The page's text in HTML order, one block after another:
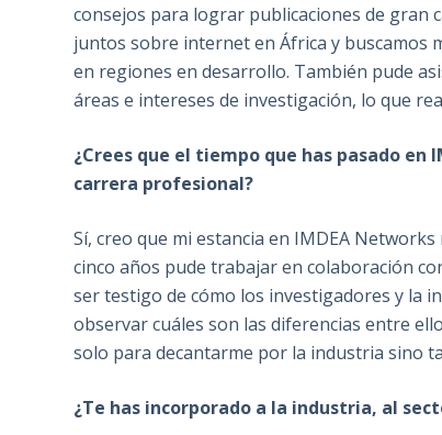
consejos para lograr publicaciones de gran
juntos sobre internet en África y buscamos
en regiones en desarrollo. También pude
áreas e intereses de investigación, lo que
¿Crees que el tiempo que has pasado
carrera profesional?
Sí, creo que mi estancia en IMDEA
cinco años pude trabajar en colaboración
ser testigo de cómo los investigadores y la
observar cuáles son las diferencias entre
solo para decantarme por la industria sino
¿Te has incorporado a la industria, al